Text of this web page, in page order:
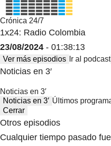
Crónica 24/7
1x24: Radio Colombia
23/08/2024 - 01:38:13
Ver más episodios Ir al podcast
Noticias en 3′
Noticias en 3′
Noticias en 3′ Últimos
Cerrar
Otros episodios
Cualquier tiempo pasado